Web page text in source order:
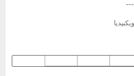
ويكبيديا